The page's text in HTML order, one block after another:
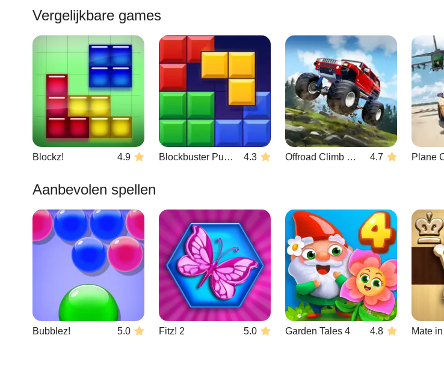
Vergelijkbare games
Blockz! 4.9 Blockbuster Puzzle 4.3 Offroad Climb 4x4 4.7 Plane
Aanbevolen spellen
Bubblez! 5.0 Fitz! 2 5.0 Garden Tales 4 4.8